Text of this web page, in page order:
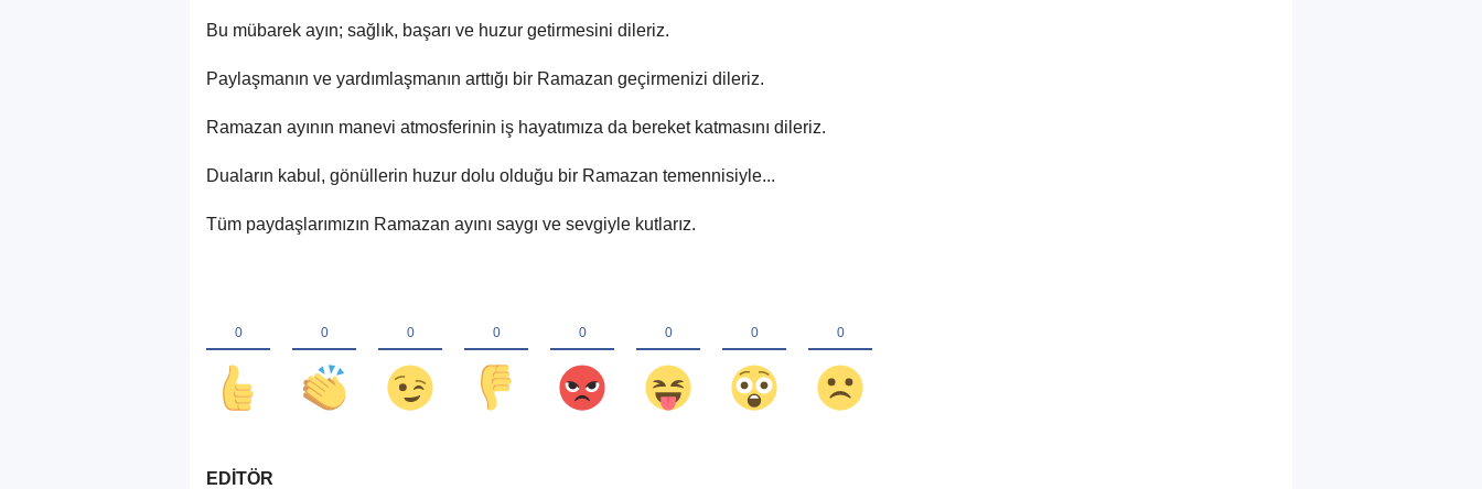
Bu mübarek ayın; sağlık, başarı ve huzur getirmesini dileriz.
Paylaşmanın ve yardımlaşmanın arttığı bir Ramazan geçirmenizi dileriz.
Ramazan ayının manevi atmosferinin iş hayatımıza da bereket katmasını dileriz.
Duaların kabul, gönüllerin huzur dolu olduğu bir Ramazan temennisiyle...
Tüm paydaşlarımızın Ramazan ayını saygı ve sevgiyle kutlarız.
EDİTÖR